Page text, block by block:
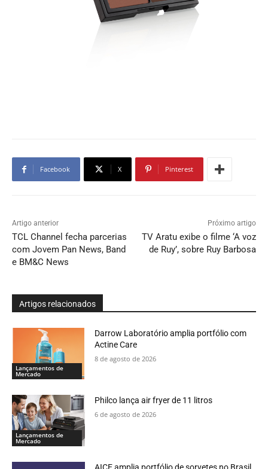
Facebook X Pinterest
Artigo anterior
TCL Channel fecha parcerias
com Jovem Pan News, Band
e BM&C News
Próximo artigo
TV Aratu exibe o filme ‘A voz
de Ruy’, sobre Ruy Barbosa
Artigos relacionados
Lançamentos de
Mercado
Darrow Laboratório amplia portfólio com
Actine Care
8 de agosto de 2026
Lançamentos de
Mercado
Philco lança air fryer de 11 litros
6 de agosto de 2026
AICE amplia portfólio de sorvetes no Brasil